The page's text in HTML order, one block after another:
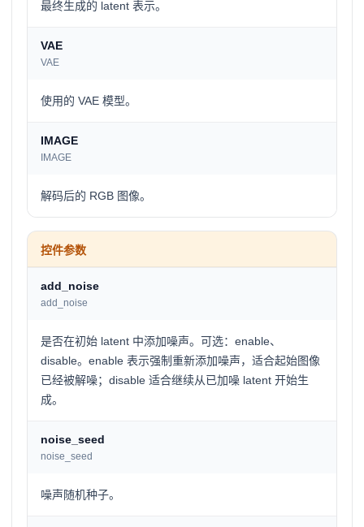
最终生成的 latent 表示。
VAE
VAE
使用的 VAE 模型。
IMAGE
IMAGE
解码后的 RGB 图像。
控件参数
add_noise
add_noise
是否在初始 latent 中添加噪声。可选：enable、
disable。enable 表示强制重新添加噪声，适合起始图像
已经被解噪；disable 适合继续从已加噪 latent 开始生
成。
noise_seed
noise_seed
噪声随机种子。